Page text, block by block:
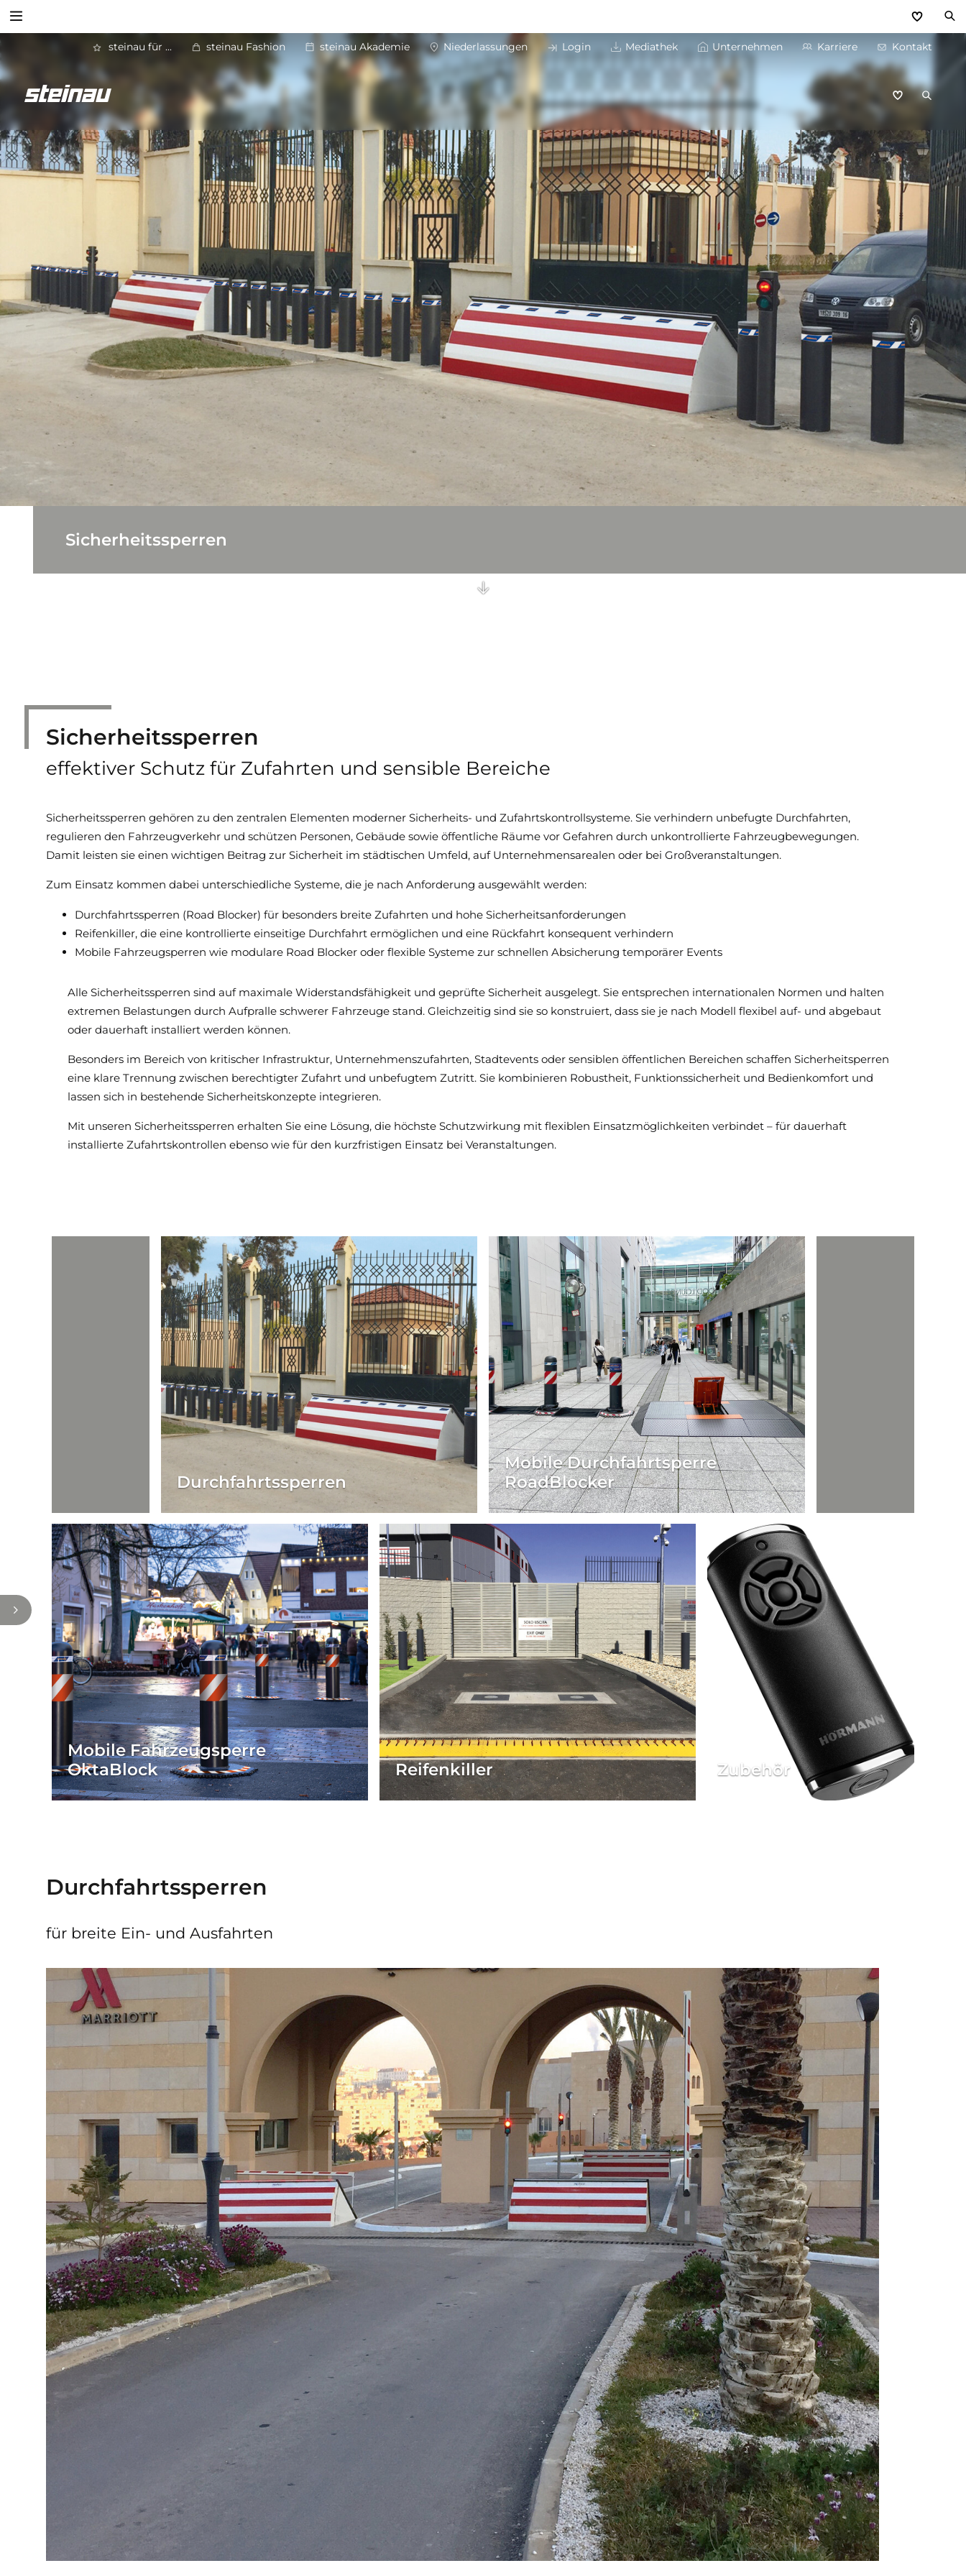
Zufahrts­kontroll­systeme
Poller
Sicherheitssperren
Parkraum-Management-Systeme
Versorgungsstationen
Einfahrtstore
steinau für ... steinau Fashion steinau Akademie Niederlassungen Login Mediathek Unternehmen Karriere Kontakt
Suchen
Sicherheits­sperren
effektiver Schutz für Zufahrten und sensible Bereiche
Sicherheitssperren gehören zu den zentralen Elementen moderner Sicherheits- und Zufahrtskontrollsysteme. Sie verhindern unbefugte Durchfahrten,
regulieren den Fahrzeugverkehr und schützen Personen, Gebäude sowie öffentliche Räume vor Gefahren durch unkontrollierte Fahrzeugbewegungen.
Damit leisten sie einen wichtigen Beitrag zur Sicherheit im städtischen Umfeld, auf Unternehmensarealen oder bei Großveranstaltungen.
Zum Einsatz kommen dabei unterschiedliche Systeme, die je nach Anforderung ausgewählt werden:
Durchfahrtssperren (Road Blocker) für besonders breite Zufahrten und hohe Sicherheitsanforderungen
Reifenkiller, die eine kontrollierte einseitige Durchfahrt ermöglichen und eine Rückfahrt konsequent verhindern
Mobile Fahrzeugsperren wie modulare Road Blocker oder flexible Systeme zur schnellen Absicherung temporärer Events
Alle Sicherheitssperren sind auf maximale Widerstandsfähigkeit und geprüfte Sicherheit ausgelegt. Sie entsprechen internationalen Normen und halten
extremen Belastungen durch Aufpralle schwerer Fahrzeuge stand. Gleichzeitig sind sie so konstruiert, dass sie je nach Modell flexibel auf- und abgebaut
oder dauerhaft installiert werden können.
Besonders im Bereich von kritischer Infrastruktur, Unternehmenszufahrten, Stadtevents oder sensiblen öffentlichen Bereichen schaffen Sicherheitsperren
eine klare Trennung zwischen berechtigter Zufahrt und unbefugtem Zutritt. Sie kombinieren Robustheit, Funktionssicherheit und Bedienkomfort und
lassen sich in bestehende Sicherheitskonzepte integrieren.
Mit unseren Sicherheitssperren erhalten Sie eine Lösung, die höchste Schutzwirkung mit flexiblen Einsatzmöglichkeiten verbindet – für dauerhaft
installierte Zufahrtskontrollen ebenso wie für den kurzfristigen Einsatz bei Veranstaltungen.
Durchfahrts­­sperren
Mobile Durchfahrtsperre
RoadBlocker
Mobile Fahrzeugsperre
OktaBlock
Reifenkiller Zubehör
Durchfahrts­sperren
für breite Ein- und Ausfahrten